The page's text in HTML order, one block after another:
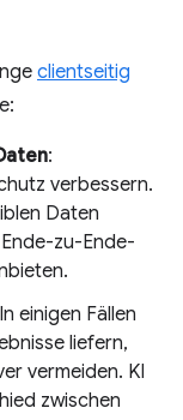
clientseitig
:
verbessern.
Daten
zu-Ende-
einigen Fällen
liefern,
vermeiden. KI
zwischen